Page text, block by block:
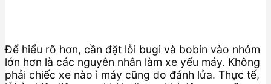
Để hiểu rõ hơn, cần đặt lỗi bugi và bobin vào nhóm
lớn hơn là các nguyên nhân làm xe yếu máy. Không
phải chiếc xe nào ì máy cũng do đánh lửa. Thực tế,